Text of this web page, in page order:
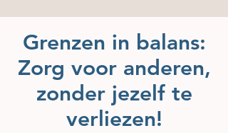
Grenzen in balans:
Zorg voor anderen,
zonder jezelf te
verliezen!